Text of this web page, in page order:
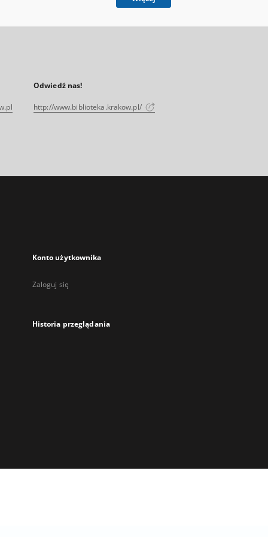
Odwiedź nas!
http://www.biblioteka.krakow.pl/
Konto użytkownika
Zaloguj się
Historia przeglądania